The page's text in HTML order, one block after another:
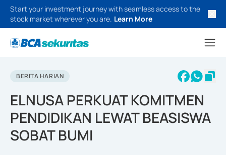
Start your investment journey with seamless access to the
stock market wherever you are. Learn More
BERITA HARIAN
ELNUSA PERKUAT KOMITMEN
PENDIDIKAN LEWAT BEASISWA
SOBAT BUMI